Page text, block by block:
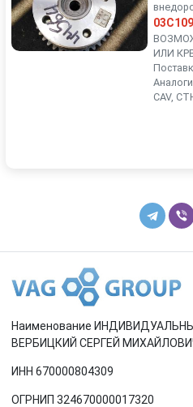
Smart
Subaru
ИЛИ
CAV,
Наименование
ВЕРБИЦКИЙ СЕРГЕЙ
ИНН 670000804309
ОГРНИП 324670000017320